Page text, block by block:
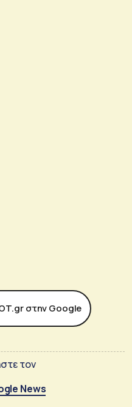
στην Google
τον
News